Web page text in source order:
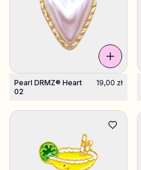
Pearl DRMZ® Heart
02
19,00 zł